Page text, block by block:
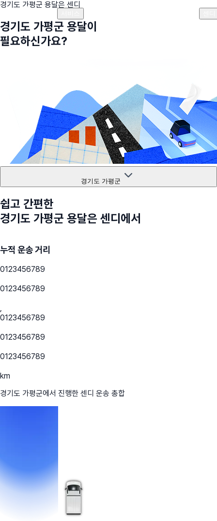
경기도 가평군 용달은 센디
경기도 가평군 용달이
필요하신가요?
경기도 가평군
쉽고 간편한
경기도 가평군 용달은 센디에서
누적 운송 거리
0123456789
0123456789
,
0123456789
0123456789
0123456789
km
경기도 가평군에서 진행한 센디 운송 총합